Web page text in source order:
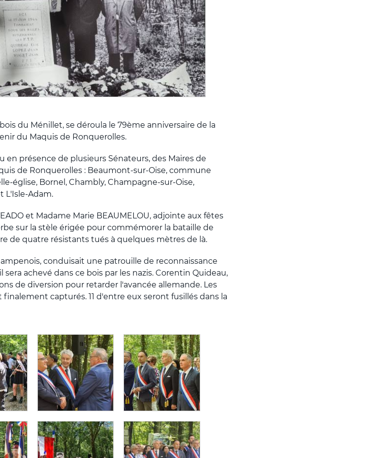
du Ménillet, se déroula le 79ème anniversaire de la
du Maquis de Ronquerolles.
présence de plusieurs Sénateurs, des Maires de
de Ronquerolles : Beaumont-sur-Oise, commune
église, Bornel, Chambly, Champagne-sur-Oise,
L'Isle-Adam.
et Madame Marie BEAUMELOU, adjointe aux fêtes
sur la stèle érigée pour commémorer la bataille de
de quatre résistants tués à quelques mètres de là.
conduisait une patrouille de reconnaissance
achevé dans ce bois par les nazis. Corentin Quideau,
de diversion pour retarder l'avancée allemande. Les
capturés. 11 d'entre eux seront fusillés dans la